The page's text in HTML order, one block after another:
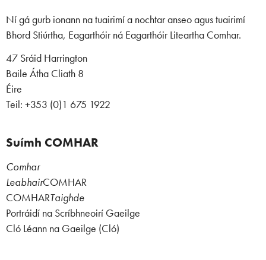
Ní gá gurb ionann na tuairimí a nochtar anseo agus tuairimí
Bhord Stiúrtha, Eagarthóir ná Eagarthóir Liteartha Comhar.
47 Sráid Harrington
Baile Átha Cliath 8
Éire
Teil: +353 (0)1 675 1922
Suímh COMHAR
Comhar
LeabhairCOMHAR
COMHARTaighde
Portráidí na Scríbhneoirí Gaeilge
Cló Léann na Gaeilge (Cló)